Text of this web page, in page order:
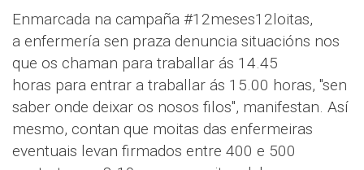
Enmarcada na campaña #12meses12loitas,
a enfermería sen praza denuncia situacións nos
que os chaman para traballar ás 14.45
horas para entrar a traballar ás 15.00 horas, "sen
saber onde deixar os nosos filos", manifestan. Así
mesmo, contan que moitas das enfermeiras
eventuais levan firmados entre 400 e 500